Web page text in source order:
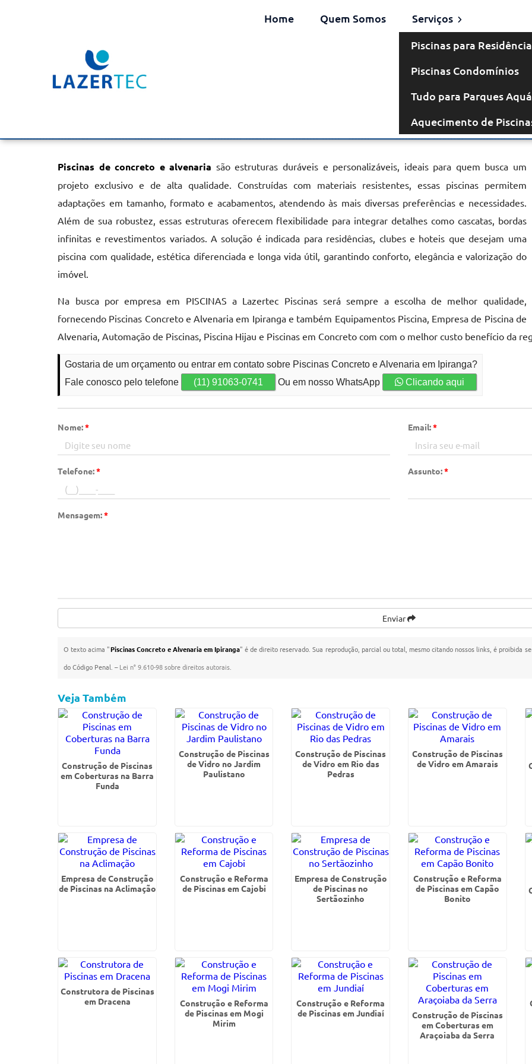
Home Quem Somos
Serviços
Piscinas para
Piscinas Condomínios
Tudo para Parques
Aquecimento de
Piscinas Concreto e Alvenaria em
Piscinas de concreto e alvenaria são estruturas duráveis e personalizáveis, ideais para quem busca um
projeto exclusivo e de alta qualidade. Construídas com materiais resistentes, essas piscinas permitem
adaptações em tamanho, formato e acabamentos, atendendo às mais diversas preferências e necessidades.
Além de sua robustez, essas estruturas oferecem flexibilidade para integrar detalhes como cascatas, bordas
infinitas e revestimentos variados. A solução é indicada para residências, clubes e hoteis que desejam uma
piscina com qualidade, estética diferenciada e longa vida útil, garantindo conforto, elegância e valorização do
imóvel.
Na busca por empresa em PISCINAS a Lazertec Piscinas será sempre a escolha de melhor qualidade,
fornecendo Piscinas Concreto e Alvenaria em Ipiranga e também Equipamentos Piscina, Empresa de Piscina de
Alvenaria, Automação de Piscinas, Piscina Hijau e Piscinas em Concreto com com o melhor custo benefício da
Gostaria de um orçamento ou entrar em contato sobre Piscinas Concreto e Alvenaria em Ipiranga?
Fale conosco pelo telefone
(11) 91063-0741 Ou em nosso WhatsApp Clicando aqui
Nome:* Email:*
Telefone:* Assunto:*
Mensagem:*
Enviar
O texto acima "Piscinas Concreto e Alvenaria em Ipiranga" é de direito reservado. Sua reprodução, parcial ou total, mesmo citando nossos links, é proibida
do Código Penal. –Lei n° 9.610-98 sobre direitos autorais
Veja Também
Construção de Piscinas
em Coberturas na Barra
Funda
Construção de Piscinas
de Vidro no Jardim
Paulistano
Construção de Piscinas
de Vidro em Rio das
Pedras
Construção de Piscinas
de Vidro em Amarais
Empresa de Construção
de Piscinas na Aclimação
Construção e Reforma
de Piscinas em Cajobi
Empresa de Construção
de Piscinas no
Sertãozinho
Construção e Reforma
de Piscinas em Capão
Bonito
Construtora de Piscinas
em Dracena
Construção e Reforma
de Piscinas em Mogi
Mirim
Construção e Reforma
de Piscinas em Jundiaí
Construção de Piscinas
em Coberturas em
Araçoiaba da Serra